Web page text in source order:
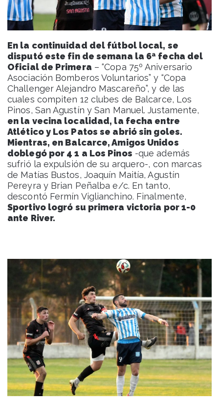
En la continuidad del fútbol local, se
disputó este fin de semana la 6ª fecha del
Oficial de Primera – “Copa 75º Aniversario
Asociación Bomberos Voluntarios” y “Copa
Challenger Alejandro Mascareño”, y de las
cuales compiten 12 clubes de Balcarce, Los
Pinos, San Agustín y San Manuel. Justamente,
en la vecina localidad, la fecha entre
Atlético y Los Patos se abrió sin goles.
Mientras, en Balcarce, Amigos Unidos
doblegó por 4 1 a Los Pinos -que además
sufrió la expulsión de su arquero-, con marcas
de Matías Bustos, Joaquín Maitía, Agustín
Pereyra y Brian Peñalba e/c. En tanto,
descontó Fermín Viglianchino. Finalmente,
Sportivo logró su primera victoria por 1-0
ante River.